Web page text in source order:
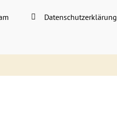
Datenschutzerklärung